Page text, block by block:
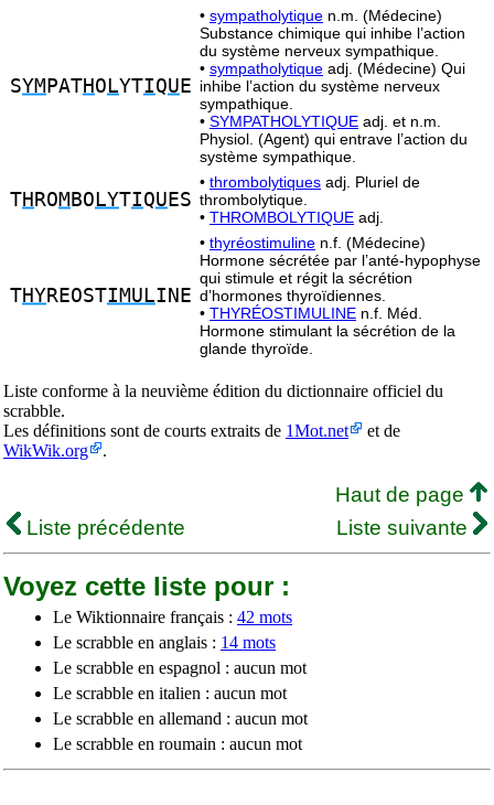
SYM PATH O LYTIQU E
• sympatholytique n.m. (Médecine)
Substance chimique qui inhibe l’action
du système nerveux sympathique.
• sympatholytique adj. (Médecine) Qui
inhibe l’action du système nerveux
sympathique.
• SYMPATHOLYTIQUE adj. et n.m.
Physiol. (Agent) qui entrave l’action du
système sympathique.
TH ROM BO LYTIQU ES
• thrombolytiques adj. Pluriel de
thrombolytique.
• THROMBOLYTIQUE adj.
THYREOSTIMULINE
• thyréostimuline n.f. (Médecine)
Hormone sécrétée par l’anté-hypophyse
qui stimule et régit la sécrétion
d’hormones thyroïdiennes.
• THYRÉOSTIMULINE n.f. Méd.
Hormone stimulant la sécrétion de la
glande thyroïde.
Liste conforme à la neuvième édition du dictionnaire officiel du
scrabble.
Les définitions sont de courts extraits de 1Mot.net
et de
WikWik.org
.
Haut de page
Liste précédente
Liste suivante
Voyez cette liste pour :
Le Wiktionnaire français : 42 mots
Le scrabble en anglais : 14 mots
Le scrabble en espagnol : aucun mot
Le scrabble en italien : aucun mot
Le scrabble en allemand : aucun mot
Le scrabble en roumain : aucun mot